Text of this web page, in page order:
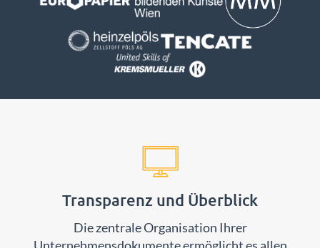
Transparenz und Überblick
Die zentrale Organisation Ihrer
Unternehmensdokumente ermöglicht es allen